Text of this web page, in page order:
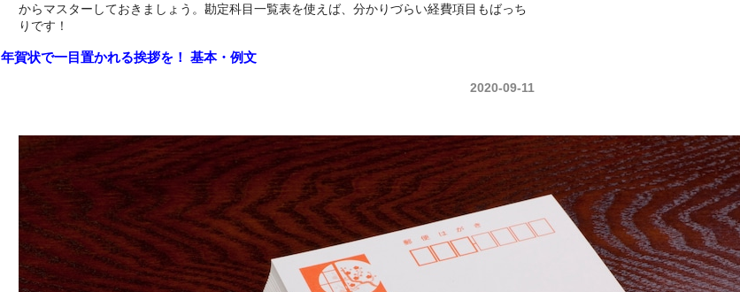
からマスターしておきましょう。勘定科目一覧表を使えば、分かりづらい経費項目もばっち
りです！
年賀状で一目置かれる挨拶を！ 基本・例文
2020-09-11